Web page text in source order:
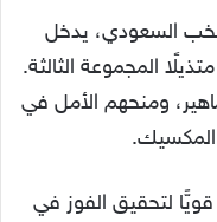
السعودي، يدخل
المجموعة الثالثة.
ومنحهم الأمل في
المكسيك.
لتحقيق الفوز في